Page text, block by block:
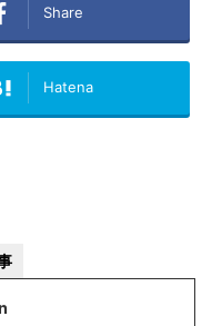
Share
Hatena